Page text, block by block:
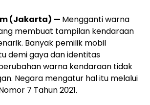
(Jakarta) — Mengganti warna
membuat tampilan kendaraan
Banyak pemilik mobil
demi gaya dan identitas
warna kendaraan tidak
Negara mengatur hal itu melalui
7 Tahun 2021.